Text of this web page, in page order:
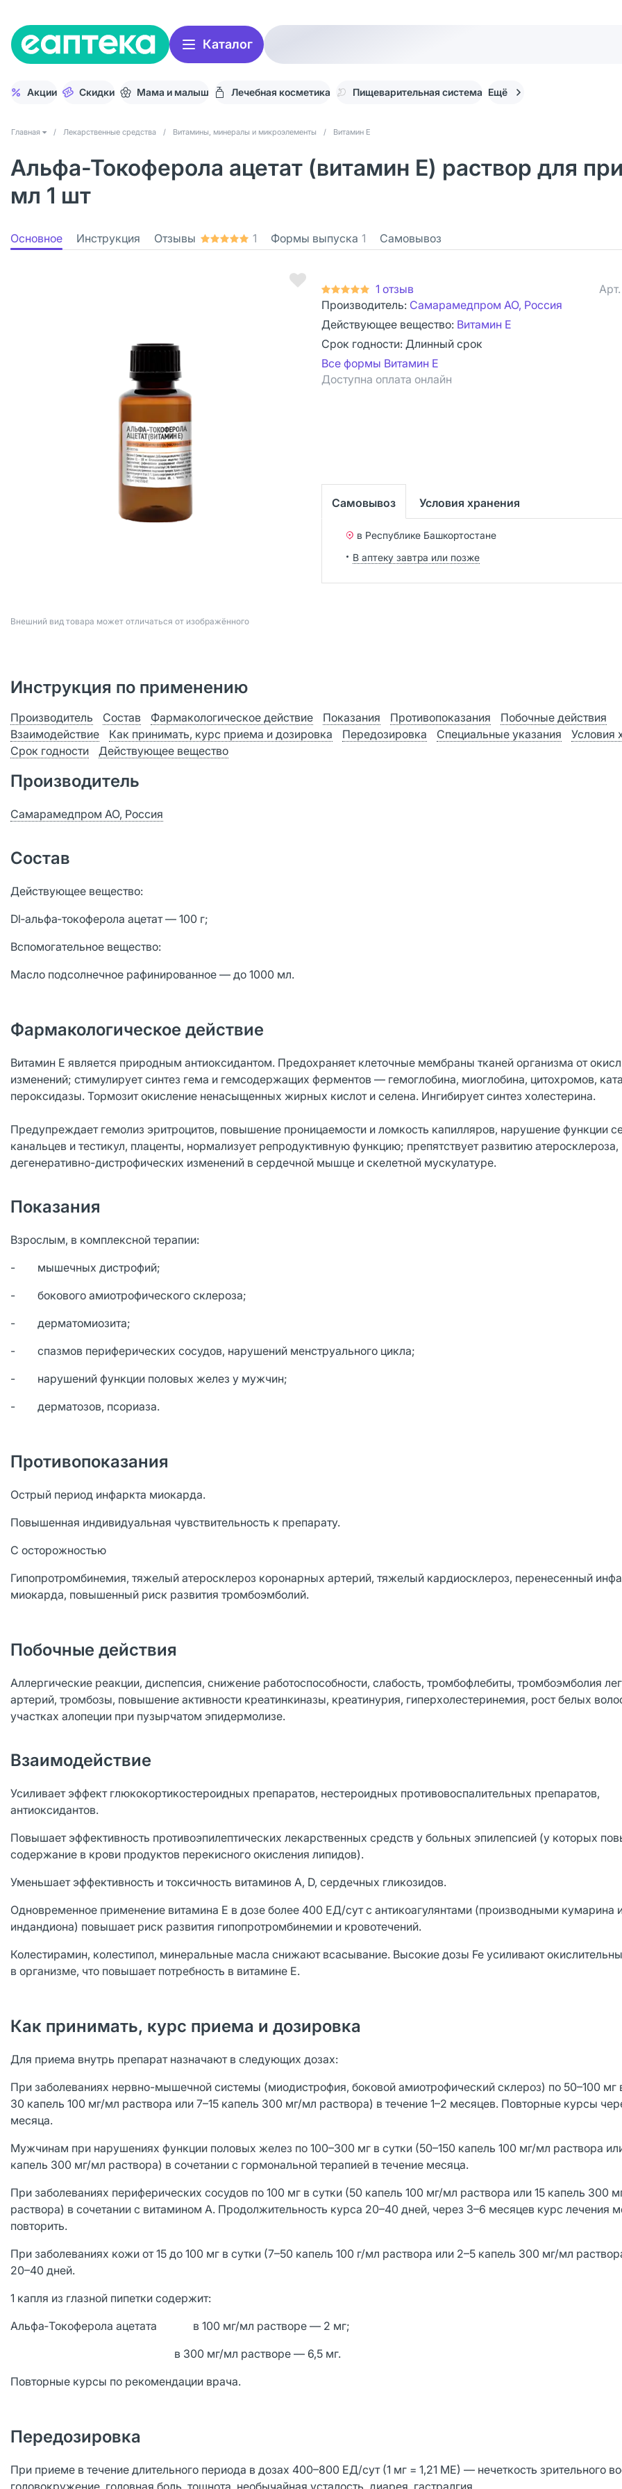
Каталог
Акции Скидки Мама и малыш Лечебная косметика Пищеварительная система Ещё
Главная / Лекарственные средства / Витамины, минералы и микроэлементы / Витамин Е
Альфа-Токоферола ацетат (витамин Е) раствор для
мл 1 шт
Основное Инструкция Отзывы 1 Формы выпуска 1 Самовывоз
Bнешний вид товара может отличаться от изображённого
1 отзыв Арт.
Производитель: Самарамедпром АО, Россия
Действующее вещество: Витамин Е
Срок годности: Длинный срок
Все формы Витамин Е
Доступна оплата онлайн
Самовывоз Условия хранения
в Республике Башкортостане
В аптеку завтра или позже
Инструкция по применению
Производитель Состав Фармакологическое действие Показания Противопоказания
Побочные действия
Взаимодействие
Как принимать, курс приема и дозировка Передозировка Специальные указания
Условия
Срок годности
Действующее вещество
Производитель
Самарамедпром АО, Россия
Состав
Действующее вещество:
Dl‑альфа‑токоферола ацетат — 100 г;
Вспомогательное вещество:
Масло подсолнечное рафинированное — до 1000 мл.
Фармакологическое действие
Витамин E является природным антиоксидантом. Предохраняет клеточные мембраны тканей организма от
изменений; стимулирует синтез гема и гемсодержащих ферментов — гемоглобина, миоглобина, цитохромов,
пероксидазы. Тормозит окисление ненасыщенных жирных кислот и селена. Ингибирует синтез холестерина.
Предупреждает гемолиз эритроцитов, повышение проницаемости и ломкость капилляров, нарушение функции
канальцев и тестикул, плаценты, нормализует репродуктивную функцию; препятствует развитию атеросклероза,
дегенеративно-дистрофических изменений в сердечной мышце и скелетной мускулатуре.
Показания
Взрослым, в комплексной терапии:
- мышечных дистрофий;
- бокового амиотрофического склероза;
- дерматомиозита;
- спазмов периферических сосудов, нарушений менструального цикла;
- нарушений функции половых желез у мужчин;
- дерматозов, псориаза.
Противопоказания
Острый период инфаркта миокарда.
Повышенная индивидуальная чувствительность к препарату.
С осторожностью
Гипопротромбинемия, тяжелый атеросклероз коронарных артерий, тяжелый кардиосклероз, перенесенный
миокарда, повышенный риск развития тромбоэмболий.
Побочные действия
Аллергические реакции, диспепсия, снижение работоспособности, слабость, тромбофлебиты, тромбоэмболия
артерий, тромбозы, повышение активности креатинкиназы, креатинурия, гиперхолестеринемия, рост белых
участках алопеции при пузырчатом эпидермолизе.
Взаимодействие
Усиливает эффект глюкокортикостероидных препаратов, нестероидных противовоспалительных препаратов,
антиоксидантов.
Повышает эффективность противоэпилептических лекарственных средств у больных эпилепсией (у которых
содержание в крови продуктов перекисного окисления липидов).
Уменьшает эффективность и токсичность витаминов A, D, сердечных гликозидов.
Одновременное применение витамина E в дозе более 400 ЕД/сут с антикоагулянтами (производными кумарина
индандиона) повышает риск развития гипопротромбинемии и кровотечений.
Колестирамин, колестипол, минеральные масла снижают всасывание. Высокие дозы Fe усиливают
в организме, что повышает потребность в витамине E.
Как принимать, курс приема и дозировка
Для приема внутрь препарат назначают в следующих дозах:
При заболеваниях нервно-мышечной системы (миодистрофия, боковой амиотрофический склероз) по 50–100 мг
30 капель 100 мг/мл раствора или 7–15 капель 300 мг/мл раствора) в течение 1–2 месяцев. Повторные курсы
месяца.
Мужчинам при нарушениях функции половых желез по 100–300 мг в сутки (50–150 капель 100 мг/мл раствора
капель 300 мг/мл раствора) в сочетании с гормональной терапией в течение месяца.
При заболеваниях периферических сосудов по 100 мг в сутки (50 капель 100 мг/мл раствора или 15 капель 300
раствора) в сочетании с витамином A. Продолжительность курса 20–40 дней, через 3–6 месяцев курс лечения
повторить.
При заболеваниях кожи от 15 до 100 мг в сутки (7–50 капель 100 г/мл раствора или 2–5 капель 300 мг/мл
20–40 дней.
1 капля из глазной пипетки содержит:
Альфа‑Токоферола ацетата в 100 мг/мл растворе — 2 мг;
в 300 мг/мл растворе — 6,5 мг.
Повторные курсы по рекомендации врача.
Передозировка
При приеме в течение длительного периода в дозах 400–800 ЕД/сут (1 мг = 1,21 МЕ) — нечеткость зрительного
головокружение, головная боль, тошнота, необычайная усталость, диарея, гастралгия.